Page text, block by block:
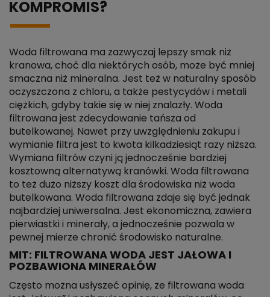
KOMPROMIS?
Woda filtrowana ma zazwyczaj lepszy smak niż
kranowa, choć dla niektórych osób, może być mniej
smaczna niż mineralna. Jest też w naturalny sposób
oczyszczona z chloru, a także pestycydów i metali
ciężkich, gdyby takie się w niej znalazły. Woda
filtrowana jest zdecydowanie tańsza od
butelkowanej. Nawet przy uwzględnieniu zakupu i
wymianie filtra jest to kwota kilkadziesiąt razy niższa.
Wymiana filtrów czyni ją jednocześnie bardziej
kosztowną alternatywą kranówki. Woda filtrowana
to też dużo niższy koszt dla środowiska niż woda
butelkowana. Woda filtrowana zdaje się być jednak
najbardziej uniwersalna. Jest ekonomiczna, zawiera
pierwiastki i minerały, a jednocześnie pozwala w
pewnej mierze chronić środowisko naturalne.
MIT: FILTROWANA WODA JEST JAŁOWA I
POZBAWIONA MINERAŁÓW
Często można usłyszeć opinię, że filtrowana woda